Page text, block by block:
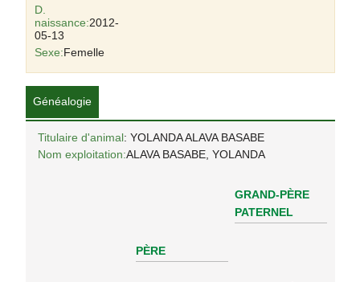
D.
naissance:2012-
05-13
Sexe:Femelle
Généalogie
Titulaire d'animal: YOLANDA ALAVA BASABE
Nom exploitation:ALAVA BASABE, YOLANDA
PÈRE
GRAND-PÈRE
PATERNEL